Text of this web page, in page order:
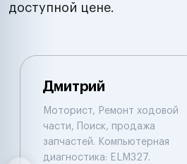
доступной цене.
Дмитрий
Моторист, Ремонт ходовой
части, Поиск, продажа
запчастей. Компьютерная
диагностика: ELM327.